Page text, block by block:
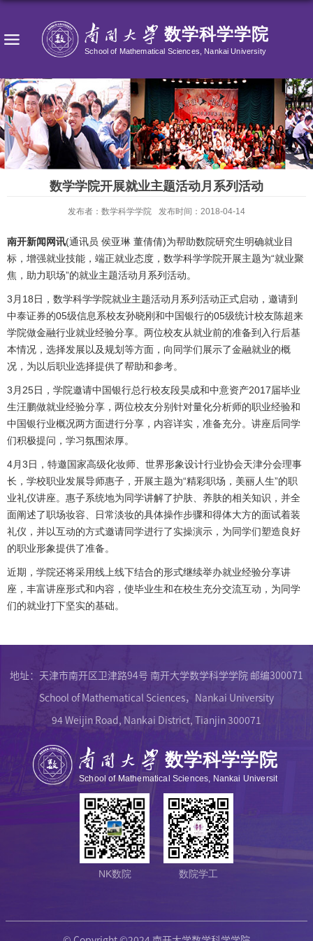
数学学院开展就业主题活动月系列活动
发布者：数学科学学院 发布时间：2018-04-14
南开新闻网讯(通讯员 侯亚琳 董倩倩)为帮助数院研究生明确就业目
标，增强就业技能，端正就业态度，数学科学学院开展主题为“就业聚
焦，助力职场”的就业主题活动月系列活动。
3月18日，数学科学学院就业主题活动月系列活动正式启动，邀请到
中泰证券的05级信息系校友孙晓刚和中国银行的05级统计校友陈超来
学院做金融行业就业经验分享。两位校友从就业前的准备到入行后基
本情况，选择发展以及规划等方面，向同学们展示了金融就业的概
况，为以后职业选择提供了帮助和参考。
3月25日，学院邀请中国银行总行校友段昊成和中意资产2017届毕业
生汪鹏做就业经验分享，两位校友分别针对量化分析师的职业经验和
中国银行业概况两方面进行分享，内容详实，准备充分。讲座后同学
们积极提问，学习氛围浓厚。
4月3日，特邀国家高级化妆师、世界形象设计行业协会天津分会理事
长，学校职业发展导师惠子，开展主题为“精彩职场，美丽人生”的职
业礼仪讲座。惠子系统地为同学讲解了护肤、养肤的相关知识，并全
面阐述了职场妆容、日常淡妆的具体操作步骤和得体大方的面试着装
礼仪，并以互动的方式邀请同学进行了实操演示，为同学们塑造良好
的职业形象提供了准备。
近期，学院还将采用线上线下结合的形式继续举办就业经验分享讲
座，丰富讲座形式和内容，使毕业生和在校生充分交流互动，为同学
们的就业打下坚实的基础。
地址：天津市南开区卫津路94号 南开大学数学科学学院 邮编300071
School of Mathematical Sciences，Nankai University
94 Weijin Road, Nankai District, Tianjin 300071
NK数院 数院学工